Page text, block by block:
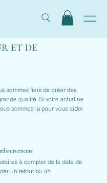
ET DE
sommes fiers de créer des
qualité. Si votre achat ne
sommes là pour vous aider.
à compter de la date de
un retour ou un